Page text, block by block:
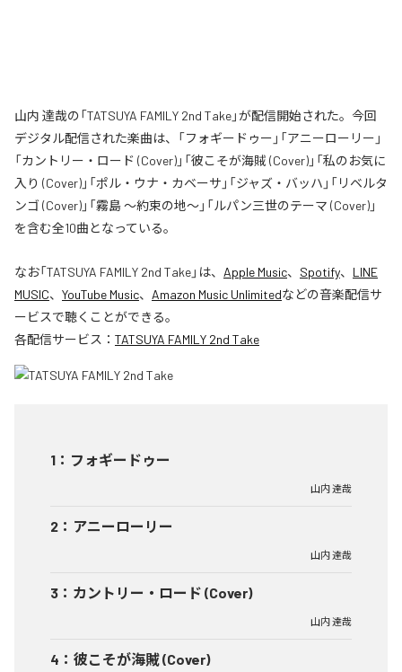
山内 達哉の「TATSUYA FAMILY 2nd Take」が配信開始された。今回
デジタル配信された楽曲は、「フォギードゥー」「アニーローリー」
「カントリー・ロード (Cover)」「彼こそが海賊 (Cover)」「私のお気に
入り (Cover)」「ポル・ウナ・カベーサ」「ジャズ・バッハ」「リベルタ
ンゴ (Cover)」「霧島 〜約束の地〜」「ルパン三世のテーマ (Cover)」
を含む全10曲となっている。
なお「TATSUYA FAMILY 2nd Take」は、 Apple Music、 Spotify、 LINE
MUSIC、 YouTube Music、 Amazon Music Unlimitedなどの音楽配信サ
ービスで聴くことができる。
各配信サービス： TATSUYA FAMILY 2nd Take
1 ： フォギードゥー
山内 達哉
2 ： アニーローリー
山内 達哉
3 ： カントリー・ロード (Cover)
山内 達哉
4 ： 彼こそが海賊 (Cover)